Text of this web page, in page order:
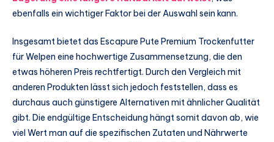
ebenfalls ein wichtiger Faktor bei der Auswahl sein kann.
Insgesamt bietet das Escapure Pute Premium Trockenfutter
für Welpen eine hochwertige Zusammensetzung, die den
etwas höheren Preis rechtfertigt. Durch den Vergleich mit
anderen Produkten lässt sich jedoch feststellen, dass es
durchaus auch günstigere Alternativen mit ähnlicher Qualität
gibt. Die endgültige Entscheidung hängt somit davon ab, wie
viel Wert man auf die spezifischen Zutaten und Nährwerte